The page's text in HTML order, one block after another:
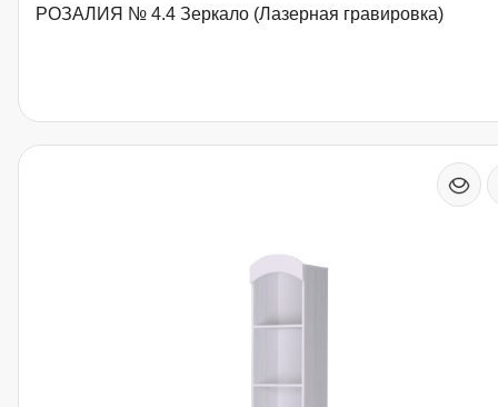
РОЗАЛИЯ № 4.4 Зеркало (Лазерная гравировка)